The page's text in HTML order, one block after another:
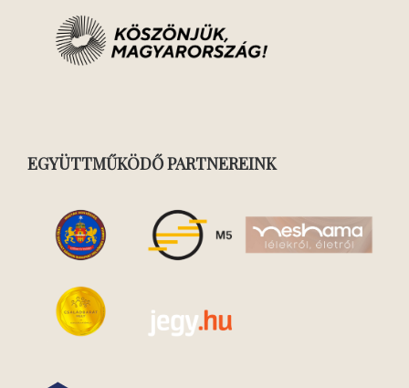
EGYÜTTMŰKÖDŐ PARTNEREINK